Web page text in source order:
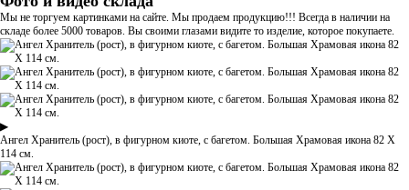
Мы не торгуем картинками на сайте. Мы продаем продукцию!!! Всегда в наличии на
складе более 5000 товаров. Вы своими глазами видите то изделие, которое покупаете.
▶
Ангел Хранитель (рост), в фигурном киоте, с багетом. Большая Храмовая икона 82 Х
114 см.